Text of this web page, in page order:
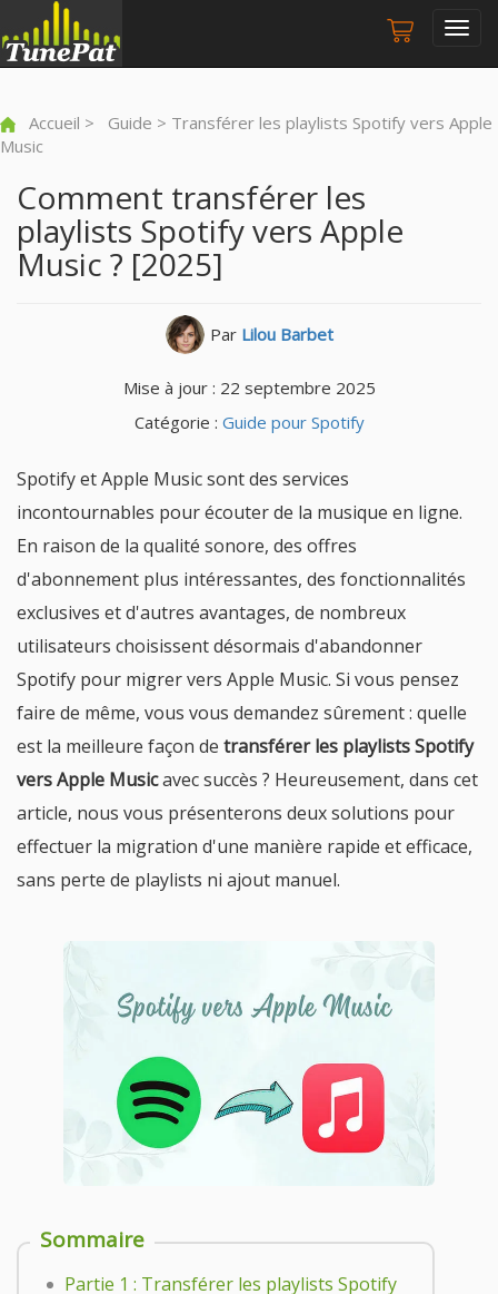
Accueil > Guide > Transférer les playlists Spotify vers Apple
Music
Comment transférer les
playlists Spotify vers Apple
Music ? [2025]
Par Lilou Barbet
Mise à jour : 22 septembre 2025
Catégorie : Guide pour Spotify
Spotify et Apple Music sont des services
incontournables pour écouter de la musique en ligne.
En raison de la qualité sonore, des offres
d'abonnement plus intéressantes, des fonctionnalités
exclusives et d'autres avantages, de nombreux
utilisateurs choisissent désormais d'abandonner
Spotify pour migrer vers Apple Music. Si vous pensez
faire de même, vous vous demandez sûrement : quelle
est la meilleure façon de transférer les playlists Spotify
vers Apple Musicavec succès ? Heureusement, dans cet
article, nous vous présenterons deux solutions pour
effectuer la migration d'une manière rapide et efficace,
sans perte de playlists ni ajout manuel.
Sommaire
Partie 1 : Transférer les playlists Spotify